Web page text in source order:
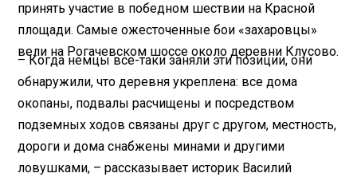
принять участие в победном шествии на Красной
площади. Самые ожесточенные бои «захаровцы»
вели на Рогачевском шоссе около деревни Клусово.
– Когда немцы все-таки заняли эти позиции, они
обнаружили, что деревня укреплена: все дома
окопаны, подвалы расчищены и посредством
подземных ходов связаны друг с другом, местность,
дороги и дома снабжены минами и другими
ловушками, – рассказывает историк Василий